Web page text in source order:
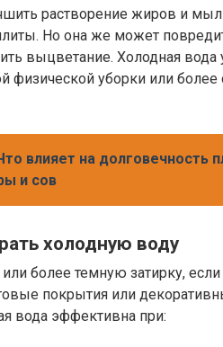
растворение жиров и
Но она же может
выцветание. Холодная
физической уборки или
влияет на долговечность
и сов
холодную воду
более темную затирку,
покрытия или
вода эффективна при: